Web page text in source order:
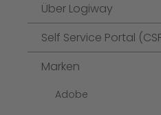
Über Logiway
Self Service Portal
Marken
Adobe